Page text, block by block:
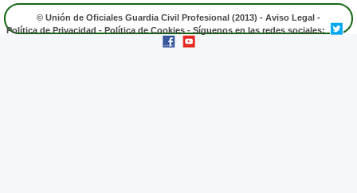
© Unión de Oficiales Guardia Civil Profesional (2013) - Aviso Legal -
Política de Privacidad - Política de Cookies - Síguenos en las redes sociales: